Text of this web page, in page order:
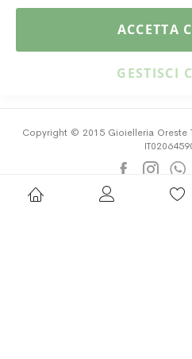
Copyright © 2015 Gioielleria Oreste
Privacy Policy
ACCETTA
GESTISCI